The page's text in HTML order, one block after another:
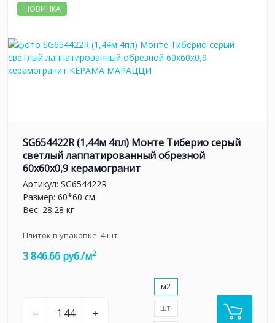
НОВИНКА
SG654422R (1,44м 4пл) Монте Тиберио серый
светлый лаппатированный обрезной
60x60x0,9 керамогранит
Артикул: SG654422R
Размер: 60*60 см
Вес: 28.28 кг
Плиток в упаковке: 4шт
3 846.66 руб./м2
– +
м2
шт.